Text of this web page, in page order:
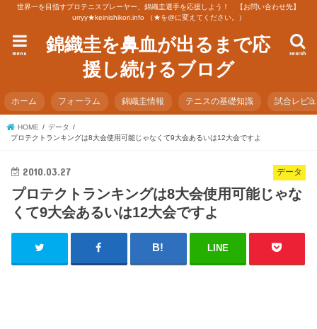
世界一を目指すプロテニスプレーヤー、錦織圭選手を応援しよう！ 【お問い合わせ先】
urryy★keinishikori.info （★を@に変えてください。）
錦織圭を鼻血が出るまで応
援し続けるブログ
search
menu
ホーム フォーラム 錦織圭情報 テニスの基礎知識 試合レビ
HOME
データ
プロテクトランキングは8大会使用可能じゃなくて9大会あるいは12大会ですよ
データ
2010.03.27
プロテクトランキングは8大会使用可能じゃな
くて9大会あるいは12大会ですよ
LINE